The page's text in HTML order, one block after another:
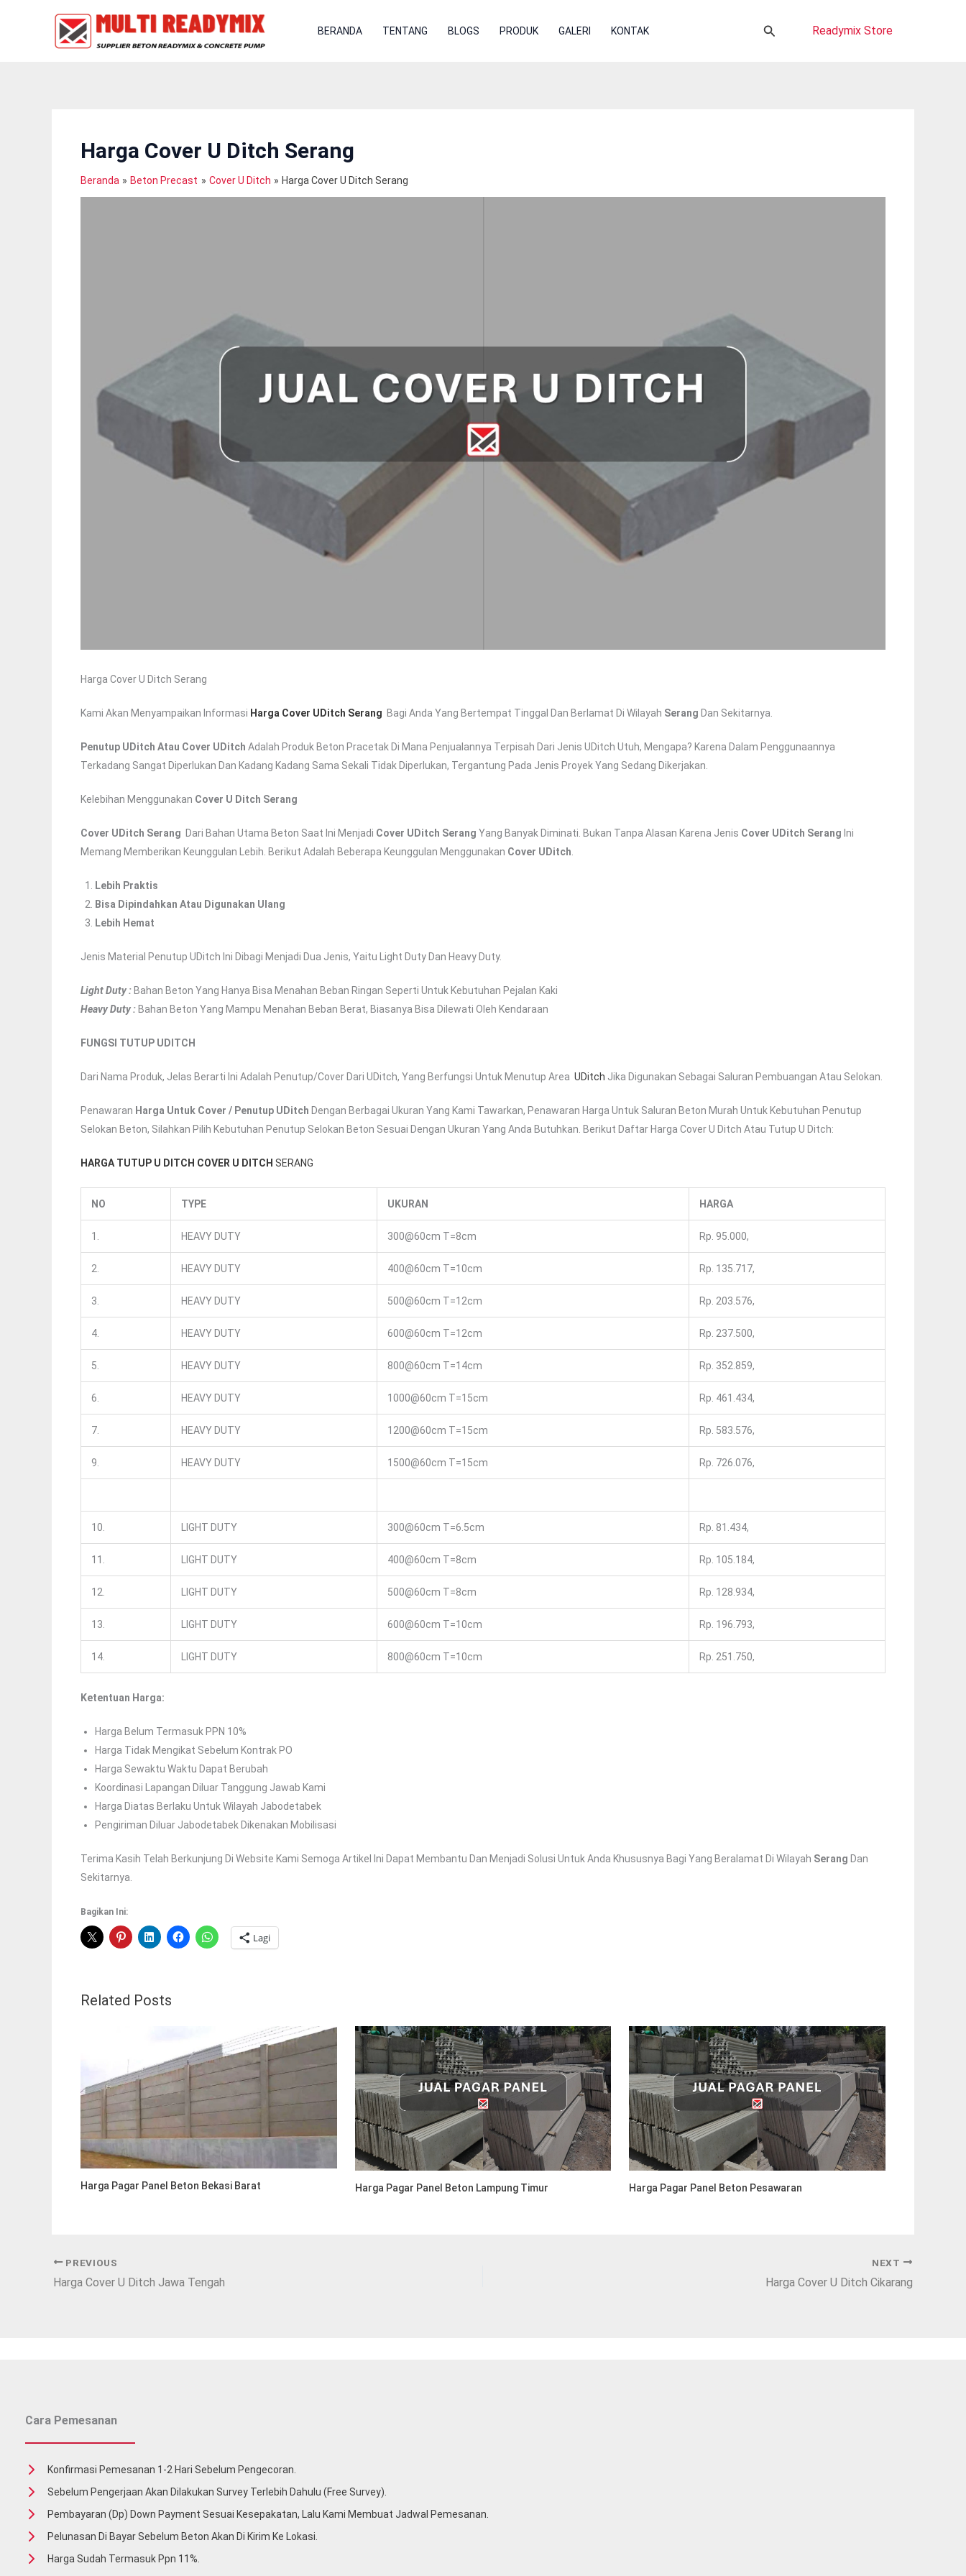
BERANDA TENTANG BLOGS PRODUK GALERI KONTAK Cari Readymix Store
Harga Cover U Ditch Serang
Beranda Beton Precast Cover U Ditch Harga Cover U Ditch Serang
Harga Cover U Ditch Serang
Kami Akan Menyampaikan Informasi Harga Cover UDitch Serang Bagi Anda Yang Bertempat Tinggal Dan Berlamat Di Wilayah Serang Dan Sekitarnya.
Penutup UDitch Atau Cover UDitch Adalah Produk Beton Pracetak Di Mana Penjualannya Terpisah Dari Jenis UDitch Utuh, Mengapa? Karena Dalam Penggunaannya
Terkadang Sangat Diperlukan Dan Kadang Kadang Sama Sekali Tidak Diperlukan, Tergantung Pada Jenis Proyek Yang Sedang Dikerjakan.
Kelebihan Menggunakan Cover U Ditch Serang
Cover UDitch Serang Dari Bahan Utama Beton Saat Ini Menjadi Cover UDitch Serang Yang Banyak Diminati. Bukan Tanpa Alasan Karena Jenis Cover UDitch Serang Ini
Memang Memberikan Keunggulan Lebih. Berikut Adalah Beberapa Keunggulan Menggunakan Cover UDitch
Lebih Praktis
Bisa Dipindahkan Atau Digunakan Ulang
Lebih Hemat
Jenis Material Penutup UDitch Ini Dibagi Menjadi Dua Jenis, Yaitu Light Duty Dan Heavy Duty.
Light Duty : Bahan Beton Yang Hanya Bisa Menahan Beban Ringan Seperti Untuk Kebutuhan Pejalan Kaki
Heavy Duty : Bahan Beton Yang Mampu Menahan Beban Berat, Biasanya Bisa Dilewati Oleh Kendaraan
FUNGSI TUTUP UDITCH
Dari Nama Produk, Jelas Berarti Ini Adalah Penutup/cover Dari UDitch, Yang Berfungsi Untuk Menutup Area UDitch Jika Digunakan Sebagai Saluran Pembuangan Atau Selokan.
Penawaran Harga Untuk Cover / Penutup UDitch Dengan Berbagai Ukuran Yang Kami Tawarkan, Penawaran Harga Untuk Saluran Beton Murah Untuk Kebutuhan Penutup
Selokan Beton, Silahkan Pilih Kebutuhan Penutup Selokan Beton Sesuai Dengan Ukuran Yang Anda Butuhkan. Berikut Daftar Harga Cover U Ditch Atau Tutup U Ditch:
HARGA TUTUP U DITCH COVER U DITCH SERANG
NO TYPE UKURAN HARGA
1. HEAVY DUTY 300@60cm T=8cm Rp. 95.000,
2. HEAVY DUTY 400@60cm T=10cm Rp. 135.717,
3. HEAVY DUTY 500@60cm T=12cm Rp. 203.576,
4. HEAVY DUTY 600@60cm T=12cm Rp. 237.500,
5. HEAVY DUTY 800@60cm T=14cm Rp. 352.859,
6. HEAVY DUTY 1000@60cm T=15cm Rp. 461.434,
7. HEAVY DUTY 1200@60cm T=15cm Rp. 583.576,
9. HEAVY DUTY 1500@60cm T=15cm Rp. 726.076,
10. LIGHT DUTY 300@60cm T=6.5cm Rp. 81.434,
11. LIGHT DUTY 400@60cm T=8cm Rp. 105.184,
12. LIGHT DUTY 500@60cm T=8cm Rp. 128.934,
13. LIGHT DUTY 600@60cm T=10cm Rp. 196.793,
14. LIGHT DUTY 800@60cm T=10cm Rp. 251.750,
Ketentuan Harga:
Harga Belum Termasuk PPN 10%
Harga Tidak Mengikat Sebelum Kontrak PO
Harga Sewaktu Waktu Dapat Berubah
Koordinasi Lapangan Diluar Tanggung Jawab Kami
Harga Diatas Berlaku Untuk Wilayah Jabodetabek
Pengiriman Diluar Jabodetabek Dikenakan Mobilisasi
Terima Kasih Telah Berkunjung Di Website Kami Semoga Artikel Ini Dapat Membantu Dan Menjadi Solusi Untuk Anda Khususnya Bagi Yang Beralamat Di Wilayah Serang Dan
Sekitarnya.
Bagikan Ini:
Lagi
Related Posts
Harga Pagar Panel Beton Bekasi Barat Harga Pagar Panel Beton Lampung Timur Harga Pagar Panel Beton Pesawaran
PREVIOUS
Harga Cover U Ditch Jawa Tengah
NEXT
Harga Cover U Ditch Cikarang
Cara Pemesanan
Konfirmasi Pemesanan 1-2 Hari Sebelum Pengecoran.
Sebelum Pengerjaan Akan Dilakukan Survey Terlebih Dahulu (free Survey).
Pembayaran (Dp) Down Payment Sesuai Kesepakatan, Lalu Kami Membuat Jadwal Pemesanan.
Pelunasan Di Bayar Sebelum Beton Akan Di Kirim Ke Lokasi.
Harga Sudah Termasuk Ppn 11%.